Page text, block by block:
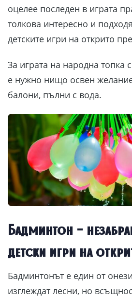
оцелее последен в играта
толкова интересно и
детските игри на открито
За играта на народна топка
е нужно нищо освен
балони, пълни с вода.
Бадминтон –
детски игри на
Бадминтонът е един от
изглеждат лесни, но